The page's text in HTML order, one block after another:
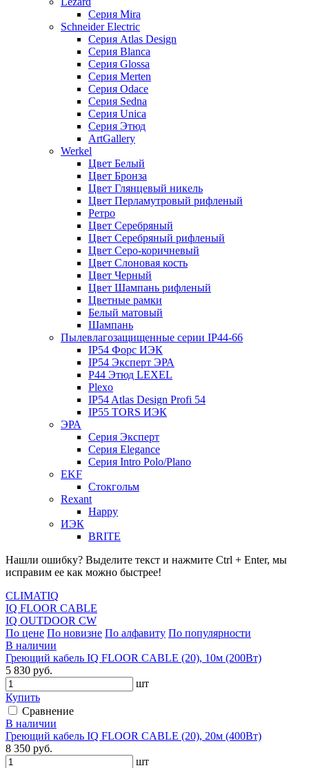
Серия Mira
Schneider Electric
Серия Atlas Design
Серия Blanca
Серия Glossa
Серия Merten
Серия Odace
Серия Sedna
Серия Unica
Серия Этюд
ArtGallery
Werkel
Цвет Белый
Цвет Бронза
Цвет Глянцевый никель
Цвет Перламутровый рифленый
Ретро
Цвет Серебряный
Цвет Серебряный рифленый
Цвет Серо-коричневый
Цвет Слоновая кость
Цвет Черный
Цвет Шампань рифленый
Цветные рамки
Белый матовый
Шампань
Пылевлагозащищенные серии IP44-66
IP54 Форс ИЭК
IP54 Эксперт ЭРА
P44 Этюд LEXEL
Plexo
IP54 Atlas Design Profi 54
IP55 TORS ИЭК
ЭРА
Серия Эксперт
Серия Elegance
Серия Intro Polo/Plano
EKF
Стокгольм
Rexant
Happy
ИЭК
BRITE
Нашли ошибку? Выделите текст и нажмите Ctrl + Enter, мы
исправим ее как можно быстрее!
CLIMATIQ
IQ FLOOR CABLE
IQ OUTDOOR CW
По цене По новизне По алфавиту По популярности
В наличии
Греющий кабель IQ FLOOR CABLE (20), 10м (200Вт)
5 830 руб.
шт
Купить
Сравнение
В наличии
Греющий кабель IQ FLOOR CABLE (20), 20м (400Вт)
8 350 руб.
шт